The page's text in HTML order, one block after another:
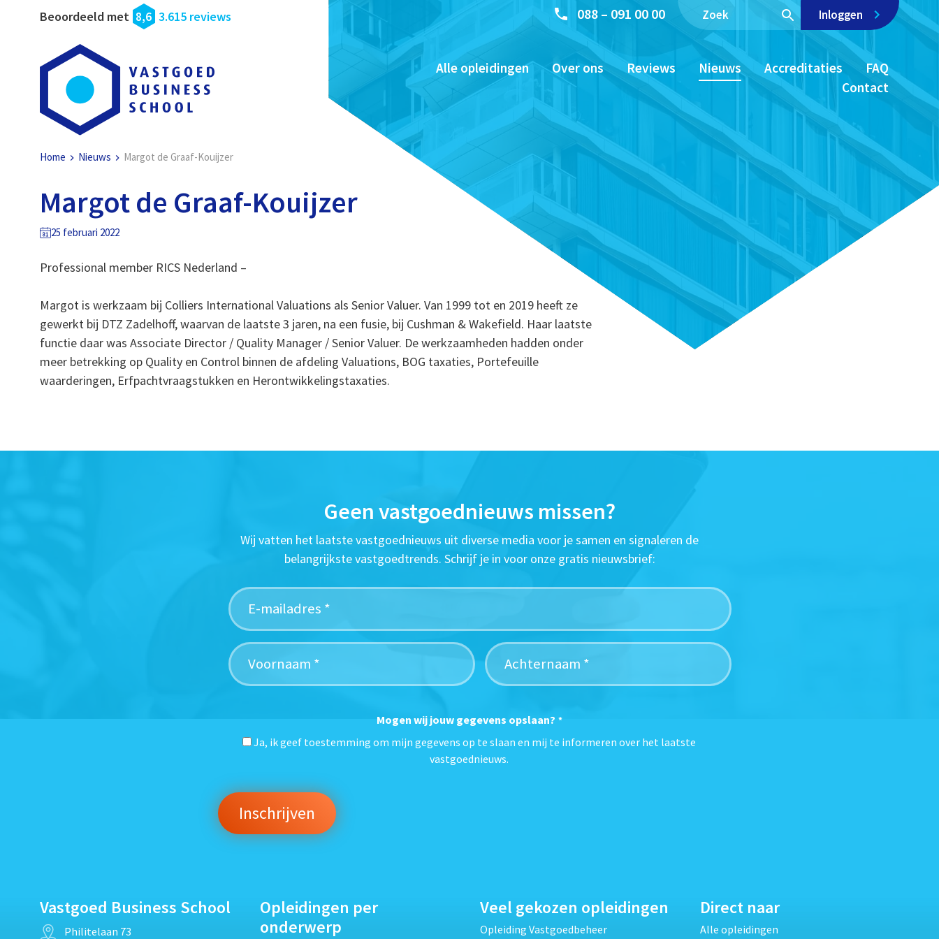
Beoordeeld met 8,6 3.615 reviews 088 – 091 00 00 Inloggen
Alle opleidingen Over ons Reviews Nieuws Accreditaties
FAQ
Contact
Home Nieuws Margot de Graaf-Kouijzer
Margot de Graaf-Kouijzer
25 februari 2022
Professional member RICS Nederland –
Margot is werkzaam bij Colliers International Valuations als Senior Valuer. Van 1999 tot en 2019 heeft ze
gewerkt bij DTZ Zadelhoff, waarvan de laatste 3 jaren, na een fusie, bij Cushman & Wakefield. Haar laatste
functie daar was Associate Director / Quality Manager / Senior Valuer. De werkzaamheden hadden onder
meer betrekking op Quality en Control binnen de afdeling Valuations, BOG taxaties, Portefeuille
waarderingen, Erfpachtvraagstukken en Herontwikkelingstaxaties.
Geen vastgoednieuws missen?
Wij vatten het laatste vastgoednieuws uit diverse media voor je samen en signaleren de
belangrijkste vastgoedtrends. Schrijf je in voor onze gratis nieuwsbrief:
Mogen wij jouw gegevens opslaan? *
Ja, ik geef toestemming om mijn gegevens op te slaan en mij te informeren over het laatste
vastgoednieuws.
Vastgoed Business School
Philitelaan 73
Opleidingen per
onderwerp
Veel gekozen opleidingen
Opleiding Vastgoedbeheer
Direct naar
Alle opleidingen